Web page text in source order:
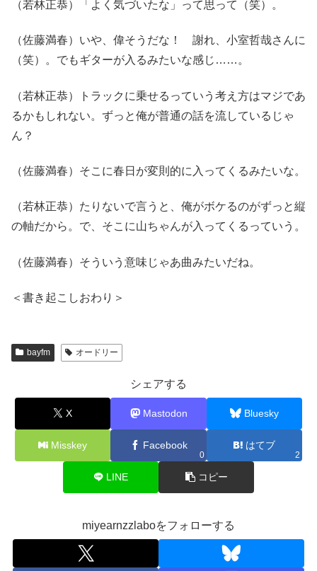
（若林正恭）「よく気づいたな」って思って（笑）。
（佐藤満春）いや、偉そうだな！ 謝れ、小室哲哉さんに
（笑）。でもギターが入るみたいな感じ……。
（若林正恭）トラックに乗せるっていう考え方はマジであ
るかもしれない。ずっと俺が普通の話を流しているじゃ
ん？
（佐藤満春）そこに春日が変則的に入ってくるみたいな。
（若林正恭）たりないで言うと、俺がボケるのがずっと縦
の軸だから。で、そこに山ちゃんが入ってくるっていう。
（佐藤満春）そういう意味じゃあ曲みたいだね。
＜書き起こしおわり＞
bayfm オードリー
シェアする
X Mastodon Bluesky
Misskey Facebook
0
はてブ
2
LINE コピー
miyearnzzlaboをフォローする